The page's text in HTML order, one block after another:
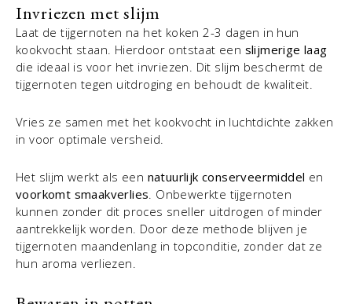
Invriezen met slijm
Laat de tijgernoten na het koken 2-3 dagen in hun
kookvocht staan. Hierdoor ontstaat een slijmerige laag
die ideaal is voor het invriezen. Dit slijm beschermt de
tijgernoten tegen uitdroging en behoudt de kwaliteit.
Vries ze samen met het kookvocht in luchtdichte zakken
in voor optimale versheid.
Het slijm werkt als een natuurlijk conserveermiddel en
voorkomt smaakverlies . Onbewerkte tijgernoten
kunnen zonder dit proces sneller uitdrogen of minder
aantrekkelijk worden. Door deze methode blijven je
tijgernoten maandenlang in topconditie, zonder dat ze
hun aroma verliezen.